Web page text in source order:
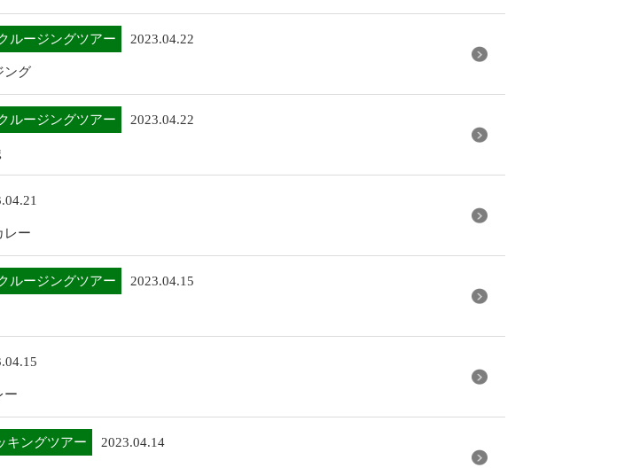
ルージングツアー 2023.04.22
ング
ルージングツアー 2023.04.22
レー
ルージングツアー 2023.04.15
ー
キングツアー 2023.04.14